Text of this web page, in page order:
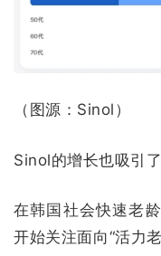
（图源：Sinol）
Sinol的增长也吸引
在韩国社会快速老
开始关注面向“活力